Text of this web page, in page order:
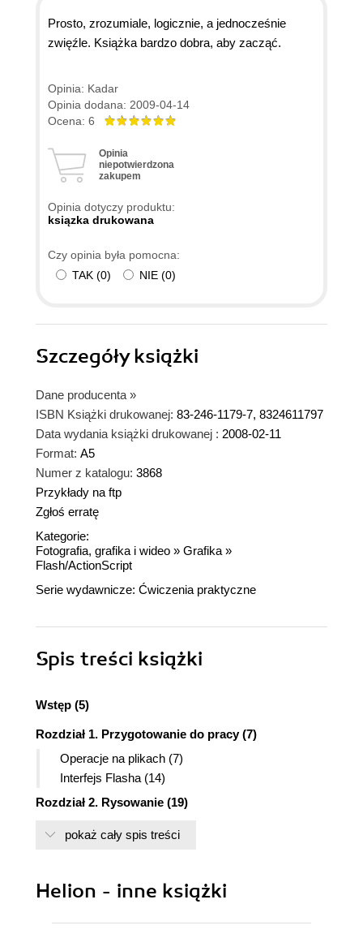
Prosto, zrozumiale, logicznie, a jednocześnie
zwięźle. Książka bardzo dobra, aby zacząć.
Opinia: Kadar
Opinia dodana: 2009-04-14
Ocena: 6
Opinia
niepotwierdzona
zakupem
Opinia dotyczy produktu:
ksiązka drukowana
Czy opinia była pomocna:
TAK (0) NIE (0)
Szczegółyksiążki
Dane producenta »
ISBN Książki drukowanej: 83-246-1179-7, 8324611797
Data wydania książki drukowanej : 2008-02-11
Format: A5
Numer z katalogu: 3868
Przykłady na ftp
Zgłoś erratę
Kategorie:
Fotografia, grafika i wideo » Grafika »
Flash/ActionScript
Serie wydawnicze: Ćwiczenia praktyczne
Spis treści książki
Wstęp (5)
Rozdział 1. Przygotowanie do pracy (7)
Operacje na plikach (7)
Interfejs Flasha (14)
Rozdział 2. Rysowanie (19)
Wektorowe kształty (20)
Właściwości wypełnień (28)
Transformacje (42)
pokaż cały spis treści
Helion - inne książki